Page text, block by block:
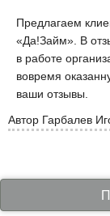
Предлагаем
«Да!Займ». В
в работе
вовремя
ваши отзывы.
Автор Гарбалев